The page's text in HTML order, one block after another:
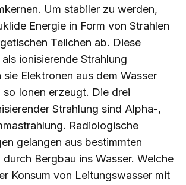
Um stabiler zu werden,
Energie in Form von Strahlen
Teilchen ab. Diese
ionisierende Strahlung
Elektronen aus dem Wasser
so Ionen erzeugt. Die drei
Strahlung sind Alpha-,
Radiologische
gelangen aus bestimmten
durch Bergbau ins Wasser. Welche
Konsum von Leitungswasser mit